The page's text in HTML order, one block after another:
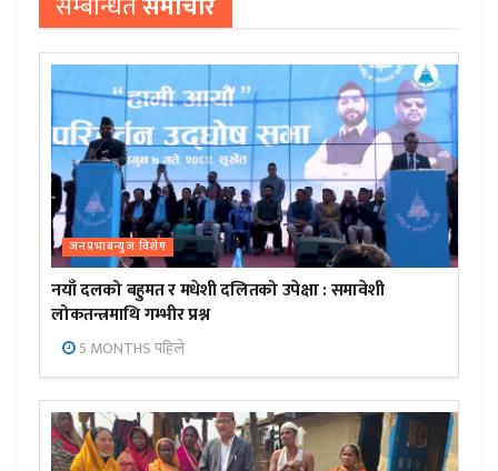
जनप्रभाबन्युज विशेष
नयाँ दलको बहुमत र मधेशी दलितको उपेक्षा : समावेशी
लोकतन्त्रमाथि गम्भीर प्रश्न
5 MONTHS पहिले